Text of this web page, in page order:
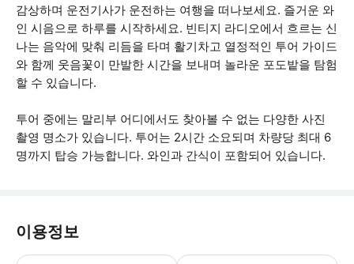
감상하며 운전기사가 운전하는 여행을 떠나보세요. 즐거운 와
인 시음으로 하루를 시작하세요. 빈티지 라디오에서 흐르는 신
나는 음악에 맞춰 리듬을 타며 활기차고 열정적인 투어 가이드
와 함께 웃음꽃이 만발한 시간을 보내며 놀라운 포도밭을 탐험
할 수 있습니다.
투어 중에는 말리부 어디에서도 찾아볼 수 없는 다양한 사진
촬영 명소가 있습니다. 투어는 2시간 소요되며 차량당 최대 6
명까지 탑승 가능합니다. 와인과 간식이 포함되어 있습니다.
이용정보
* 소요시간 : 120분 (옵션에 따라 소요